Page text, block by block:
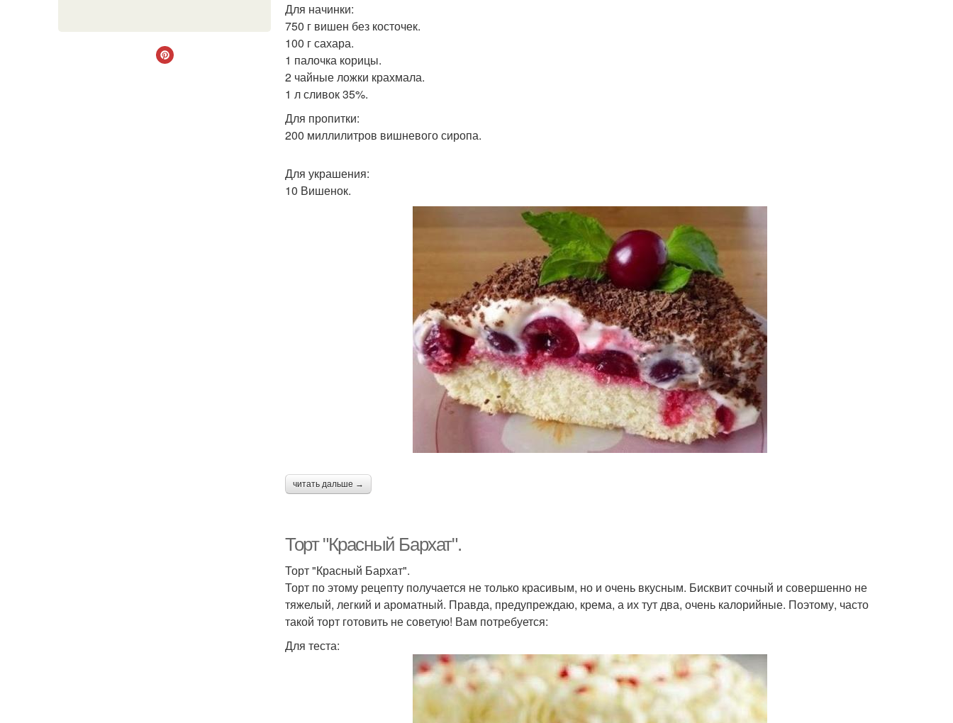
Для начинки:
750 г вишен без косточек.
100 г сахара.
1 палочка корицы.
2 чайные ложки крахмала.
1 л сливок 35%.
Для пропитки:
200 миллилитров вишневого сиропа.
Для украшения:
10 Вишенок.
читать дальше →
Торт "Красный Бархат".
Торт "Красный Бархат".
Торт по этому рецепту получается не только красивым, но и очень вкусным. Бисквит сочный и совершенно не
тяжелый, легкий и ароматный. Правда, предупреждаю, крема, а их тут два, очень калорийные. Поэтому, часто
такой торт готовить не советую! Вам потребуется:
Для теста: